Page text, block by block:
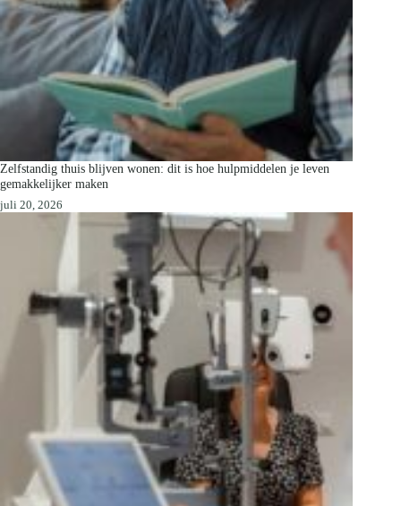
Zelfstandig thuis blijven wonen: dit is hoe hulpmiddelen je leven
gemakkelijker maken
juli 20, 2026